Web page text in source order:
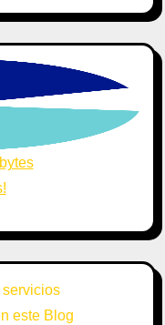
servicios
este Blog